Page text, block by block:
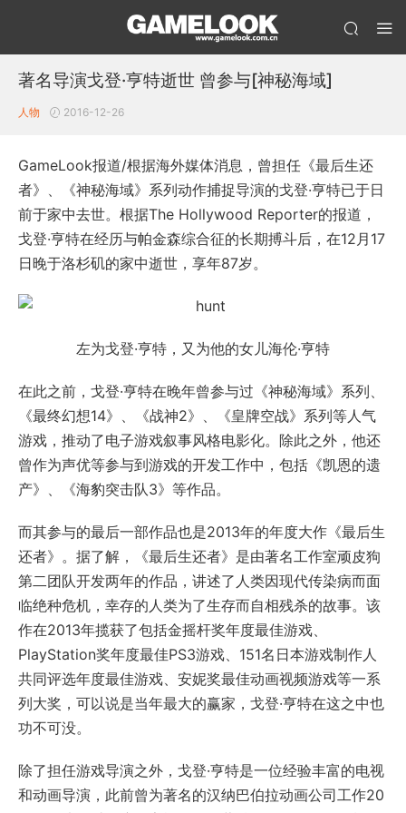
著名导演戈登·亨特逝世 曾参与[神秘海域]
人物 2016-12-26
GameLook报道/根据海外媒体消息，曾担任《最后生还
者》、《神秘海域》系列动作捕捉导演的戈登·亨特已于日
前于家中去世。根据The Hollywood Reporter的报道，
戈登·亨特在经历与帕金森综合征的长期搏斗后，在12月17
日晚于洛杉矶的家中逝世，享年87岁。
左为戈登·亨特，又为他的女儿海伦·亨特
在此之前，戈登·亨特在晚年曾参与过《神秘海域》系列、
《最终幻想14》、《战神2》、《皇牌空战》系列等人气
游戏，推动了电子游戏叙事风格电影化。除此之外，他还
曾作为声优等参与到游戏的开发工作中，包括《凯恩的遗
产》、《海豹突击队3》等作品。
而其参与的最后一部作品也是2013年的年度大作《最后生
还者》。据了解，《最后生还者》是由著名工作室顽皮狗
第二团队开发两年的作品，讲述了人类因现代传染病而面
临绝种危机，幸存的人类为了生存而自相残杀的故事。该
作在2013年揽获了包括金摇杆奖年度最佳游戏、
PlayStation奖年度最佳PS3游戏、151名日本游戏制作人
共同评选年度最佳游戏、安妮奖最佳动画视频游戏等一系
列大奖，可以说是当年最大的赢家，戈登·亨特在这之中也
功不可没。
除了担任游戏导演之外，戈登·亨特是一位经验丰富的电视
和动画导演，此前曾为著名的汉纳巴伯拉动画公司工作20